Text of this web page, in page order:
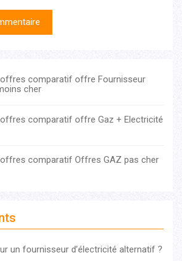
offres comparatif offre Fournisseur
cher
comparatif offre Gaz + Electricité
comparatif Offres GAZ pas cher
un fournisseur d’électricité alternatif ?